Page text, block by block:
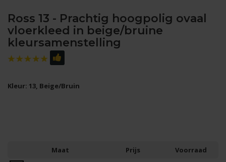
Ross 13 - Prachtig hoogpolig ovaal
vloerkleed in beige/bruine
kleursamenstelling
Kleur: 13, Beige/Bruin
Maat Prijs
Voorraad